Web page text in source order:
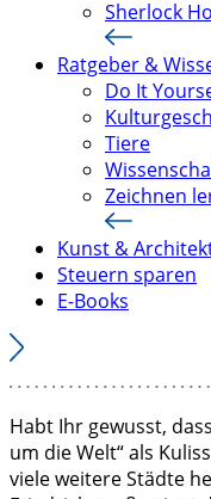
Sherlock
Ratgeber &
Do It
Tiere
Zeichnen
Kunst &
Steuern sparen
E-Books
Habt Ihr gewusst,
um die Welt“ als
viele weitere Städte